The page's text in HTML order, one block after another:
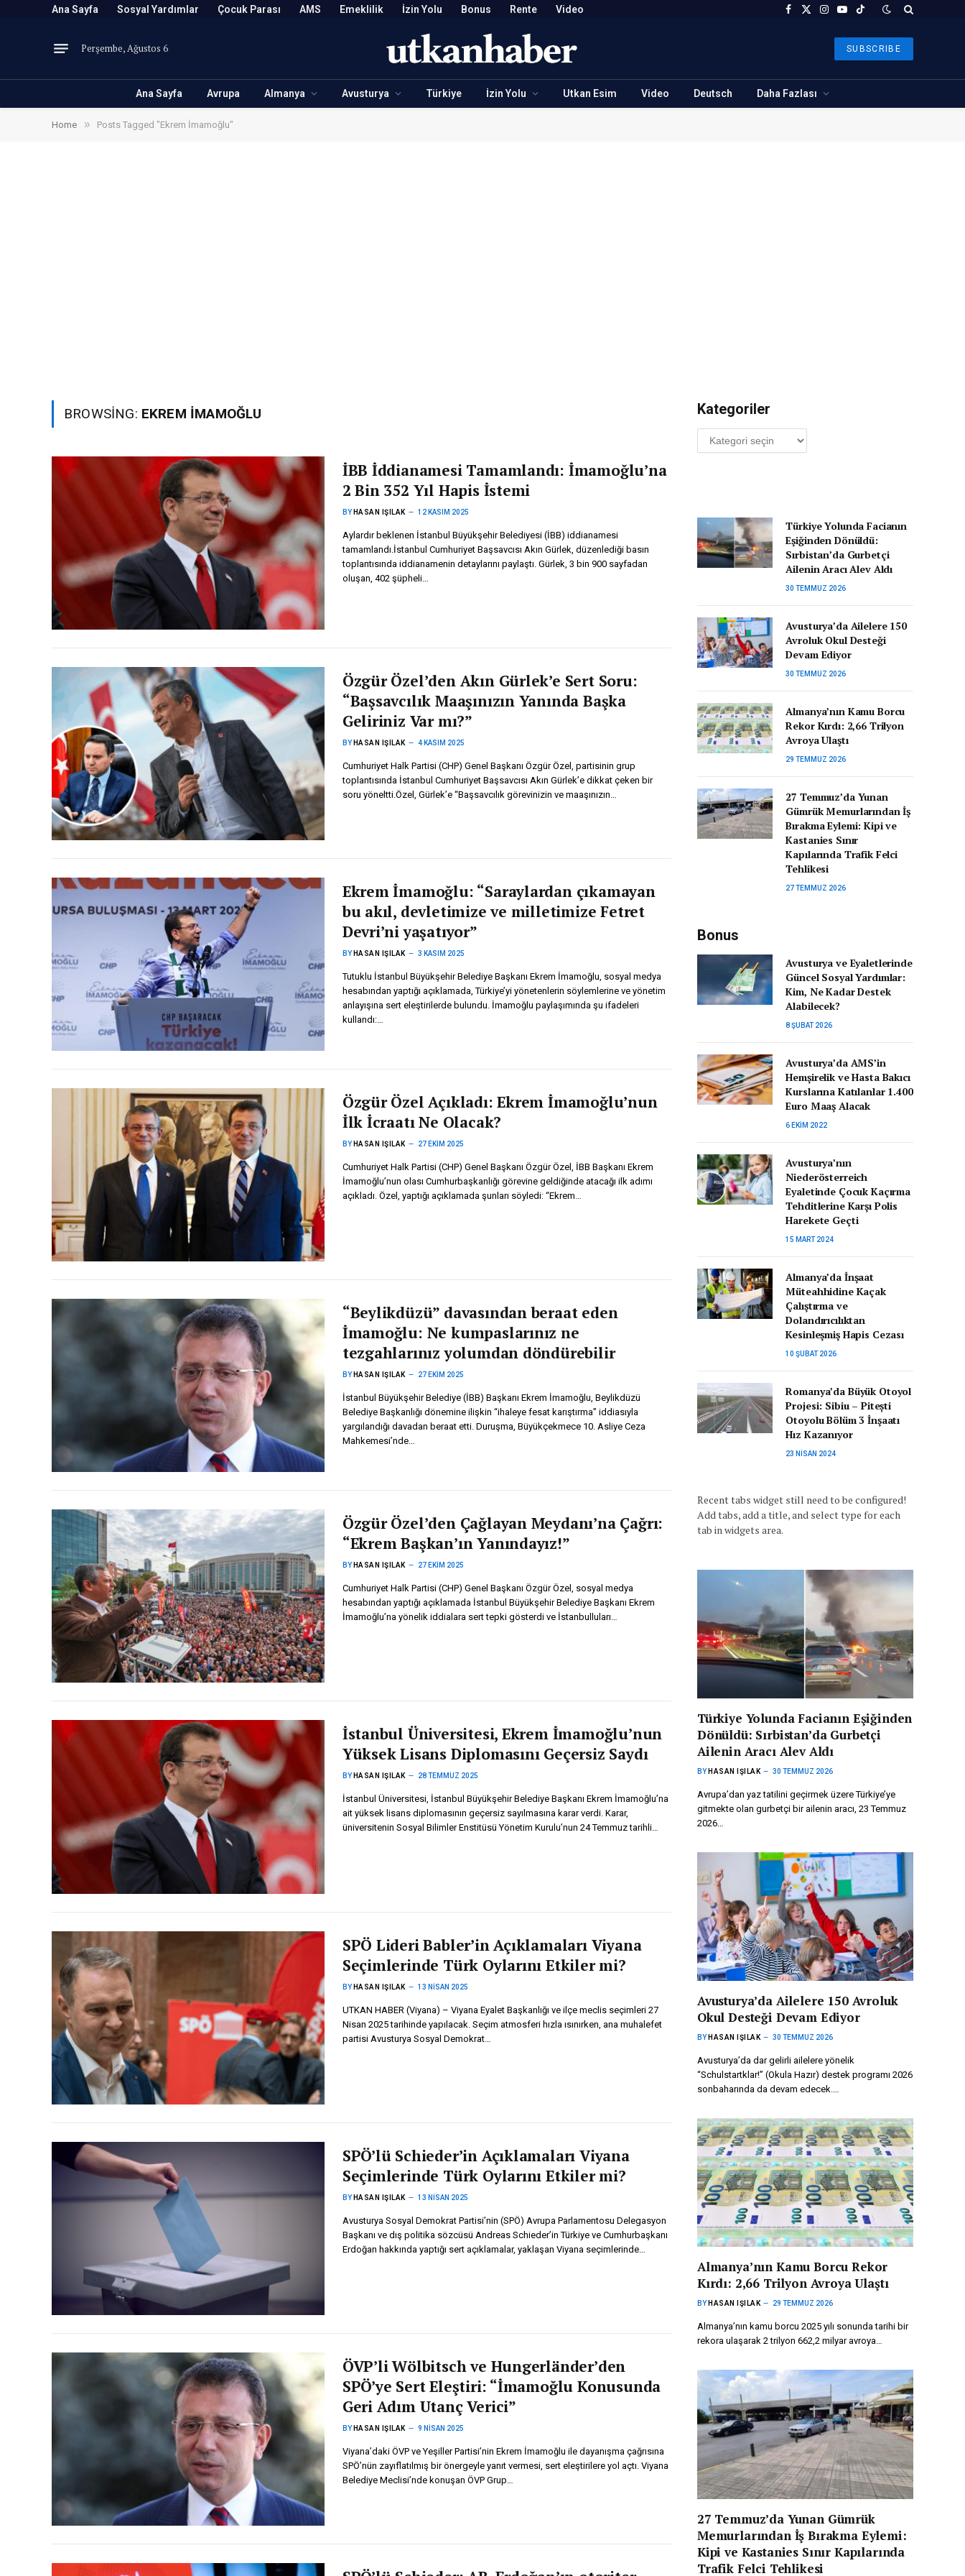
Ana Sayfa Sosyal Yardımlar Çocuk Parası AMS Emeklilik İzin Yolu Bonus Rente Video Facebook
X
Instagram
YouTubeTikTok
Perşembe, Ağustos 6 SUBSCRIBE
Ana Sayfa Avrupa Almanya Avusturya Türkiye İzin Yolu Utkan Esim Video Deutsch Daha Fazlası
Home » Posts Tagged "Ekrem İmamoğlu"
BROWSING: EKREM İMAMOĞLU
İBB İddianamesi Tamamlandı: İmamoğlu’na
2 Bin 352 Yıl Hapis İstemi
BY HASAN IŞILAK 12 KASIM 2025
Aylardır beklenen İstanbul Büyükşehir Belediyesi (İBB) iddianamesi
tamamlandı.İstanbul Cumhuriyet Başsavcısı Akın Gürlek, düzenlediği basın
toplantısında iddianamenin detaylarını paylaştı. Gürlek, 3 bin 900 sayfadan
oluşan, 402 şüpheli…
Özgür Özel’den Akın Gürlek’e Sert Soru:
“Başsavcılık Maaşınızın Yanında Başka
Geliriniz Var mı?”
BY HASAN IŞILAK 4 KASIM 2025
Cumhuriyet Halk Partisi (CHP) Genel Başkanı Özgür Özel, partisinin grup
toplantısında İstanbul Cumhuriyet Başsavcısı Akın Gürlek’e dikkat çeken bir
soru yöneltti.Özel, Gürlek’e “Başsavcılık görevinizin ve maaşınızın…
Ekrem İmamoğlu: “Saraylardan çıkamayan
bu akıl, devletimize ve milletimize Fetret
Devri’ni yaşatıyor”
BY HASAN IŞILAK 3 KASIM 2025
Tutuklu İstanbul Büyükşehir Belediye Başkanı Ekrem İmamoğlu, sosyal medya
hesabından yaptığı açıklamada, Türkiye’yi yönetenlerin söylemlerine ve yönetim
anlayışına sert eleştirilerde bulundu. İmamoğlu paylaşımında şu ifadeleri
kullandı:…
Özgür Özel Açıkladı: Ekrem İmamoğlu’nun
İlk İcraatı Ne Olacak?
BY HASAN IŞILAK 27 EKIM 2025
Cumhuriyet Halk Partisi (CHP) Genel Başkanı Özgür Özel, İBB Başkanı Ekrem
İmamoğlu’nun olası Cumhurbaşkanlığı görevine geldiğinde atacağı ilk adımı
açıkladı. Özel, yaptığı açıklamada şunları söyledi: “Ekrem…
“Beylikdüzü” davasından beraat eden
İmamoğlu: Ne kumpaslarınız ne
tezgahlarınız yolumdan döndürebilir
BY HASAN IŞILAK 27 EKIM 2025
İstanbul Büyükşehir Belediye (İBB) Başkanı Ekrem İmamoğlu, Beylikdüzü
Belediye Başkanlığı dönemine ilişkin “ihaleye fesat karıştırma” iddiasıyla
yargılandığı davadan beraat etti. Duruşma, Büyükçekmece 10. Asliye Ceza
Mahkemesi’nde…
Özgür Özel’den Çağlayan Meydanı’na Çağrı:
“Ekrem Başkan’ın Yanındayız!”
BY HASAN IŞILAK 27 EKIM 2025
Cumhuriyet Halk Partisi (CHP) Genel Başkanı Özgür Özel, sosyal medya
hesabından yaptığı açıklamada İstanbul Büyükşehir Belediye Başkanı Ekrem
İmamoğlu’na yönelik iddialara sert tepki gösterdi ve İstanbulluları…
İstanbul Üniversitesi, Ekrem İmamoğlu’nun
Yüksek Lisans Diplomasını Geçersiz Saydı
BY HASAN IŞILAK 28 TEMMUZ 2025
İstanbul Üniversitesi, İstanbul Büyükşehir Belediye Başkanı Ekrem İmamoğlu’na
ait yüksek lisans diplomasının geçersiz sayılmasına karar verdi. Karar,
üniversitenin Sosyal Bilimler Enstitüsü Yönetim Kurulu’nun 24 Temmuz tarihli…
SPÖ Lideri Babler’in Açıklamaları Viyana
Seçimlerinde Türk Oylarını Etkiler mi?
BY HASAN IŞILAK 13 NISAN 2025
UTKAN HABER (Viyana) – Viyana Eyalet Başkanlığı ve ilçe meclis seçimleri 27
Nisan 2025 tarihinde yapılacak. Seçim atmosferi hızla ısınırken, ana muhalefet
partisi Avusturya Sosyal Demokrat…
SPÖ’lü Schieder’in Açıklamaları Viyana
Seçimlerinde Türk Oylarını Etkiler mi?
BY HASAN IŞILAK 13 NISAN 2025
Avusturya Sosyal Demokrat Partisi’nin (SPÖ) Avrupa Parlamentosu Delegasyon
Başkanı ve dış politika sözcüsü Andreas Schieder’in Türkiye ve Cumhurbaşkanı
Erdoğan hakkında yaptığı sert açıklamalar, yaklaşan Viyana seçimlerinde…
ÖVP’li Wölbitsch ve Hungerländer’den
SPÖ’ye Sert Eleştiri: “İmamoğlu Konusunda
Geri Adım Utanç Verici”
BY HASAN IŞILAK 9 NISAN 2025
Viyana’daki ÖVP ve Yeşiller Partisi’nin Ekrem İmamoğlu ile dayanışma çağrısına
SPÖ’nün zayıflatılmış bir önergeyle yanıt vermesi, sert eleştirilere yol açtı. Viyana
Belediye Meclisi’nde konuşan ÖVP Grup…
Kategoriler
Kategoriler
Türkiye Yolunda Facianın
Eşiğinden Dönüldü:
Sırbistan’da Gurbetçi
Ailenin Aracı Alev Aldı
30 TEMMUZ 2026
Avusturya’da Ailelere 150
Avroluk Okul Desteği
Devam Ediyor
30 TEMMUZ 2026
Almanya’nın Kamu Borcu
Rekor Kırdı: 2,66 Trilyon
Avroya Ulaştı
29 TEMMUZ 2026
27 Temmuz’da Yunan
Gümrük Memurlarından İş
Bırakma Eylemi: Kipi ve
Kastanies Sınır
Kapılarında Trafik Felci
Tehlikesi
27 TEMMUZ 2026
Bonus
Avusturya ve Eyaletlerinde
Güncel Sosyal Yardımlar:
Kim, Ne Kadar Destek
Alabilecek?
8 ŞUBAT 2026
Avusturya’da AMS’in
Hemşirelik ve Hasta Bakıcı
Kurslarına Katılanlar 1.400
Euro Maaş Alacak
6 EKIM 2022
Avusturya’nın
Niederösterreich
Eyaletinde Çocuk Kaçırma
Tehditlerine Karşı Polis
Harekete Geçti
15 MART 2024
Almanya’da İnşaat
Müteahhidine Kaçak
Çalıştırma ve
Dolandırıcılıktan
Kesinleşmiş Hapis Cezası
10 ŞUBAT 2026
Romanya’da Büyük Otoyol
Projesi: Sibiu – Pitești
Otoyolu Bölüm 3 İnşaatı
Hız Kazanıyor
23 NISAN 2024
Recent tabs widget still need to be configured!
Add tabs, add a title, and select type for each
tab in widgets area.
Türkiye Yolunda Facianın Eşiğinden
Dönüldü: Sırbistan’da Gurbetçi
Ailenin Aracı Alev Aldı
BY HASAN IŞILAK 30 TEMMUZ 2026
Avrupa’dan yaz tatilini geçirmek üzere Türkiye’ye
gitmekte olan gurbetçi bir ailenin aracı, 23 Temmuz
2026…
Avusturya’da Ailelere 150 Avroluk
Okul Desteği Devam Ediyor
BY HASAN IŞILAK 30 TEMMUZ 2026
Avusturya’da dar gelirli ailelere yönelik
“Schulstartklar!” (Okula Hazır) destek programı 2026
sonbaharında da devam edecek.…
Almanya’nın Kamu Borcu Rekor
Kırdı: 2,66 Trilyon Avroya Ulaştı
BY HASAN IŞILAK 29 TEMMUZ 2026
Almanya’nın kamu borcu 2025 yılı sonunda tarihi bir
rekora ulaşarak 2 trilyon 662,2 milyar avroya…
27 Temmuz’da Yunan Gümrük
Memurlarından İş Bırakma Eylemi:
Kipi ve Kastanies Sınır Kapılarında
Trafik Felci Tehlikesi